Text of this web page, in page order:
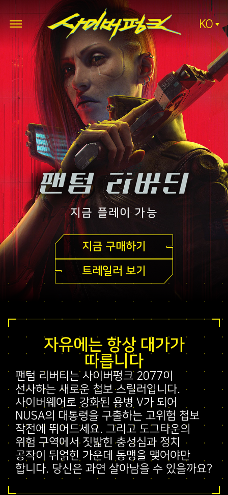
KO
지금 플레이 가능
지금 구매하기
트레일러 보기
자유에는 항상 대가가
따릅니다
팬텀 리버티는 사이버펑크 2077이
선사하는 새로운 첩보 스릴러입니다.
사이버웨어로 강화된 용병 V가 되어
NUSA의 대통령을 구출하는 고위험 첩보
작전에 뛰어드세요. 그리고 도그타운의
위험 구역에서 짓밟힌 충성심과 정치
공작이 뒤얽힌 가운데 동맹을 맺어야만
합니다. 당신은 과연 살아남을 수 있을까요?